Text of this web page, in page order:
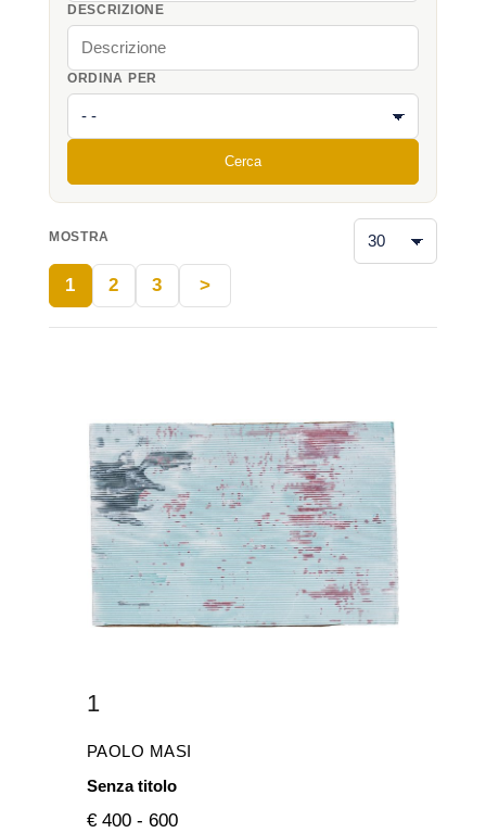
DESCRIZIONE
ORDINA PER
Cerca
MOSTRA
1 2 3 >
1
PAOLO MASI
Senza titolo
€ 400 - 600